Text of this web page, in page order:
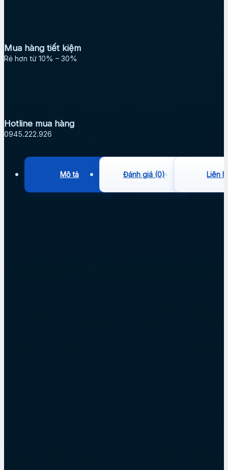
Mua hàng tiết kiệm
Rẻ hơn từ 10% – 30%
Hotline mua hàng
0945.222.926
Mô tả Đánh giá (0) Liên